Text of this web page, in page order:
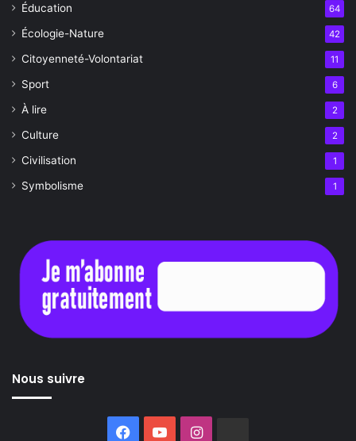
Éducation 64
Écologie-Nature 42
Citoyenneté-Volontariat 11
Sport 6
À lire 2
Culture 2
Civilisation 1
Symbolisme 1
Nous suivre
Facebook
YouTubeInstagram